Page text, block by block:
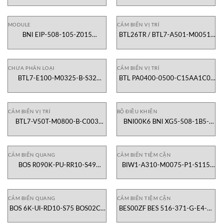
ứng M12 Balluff Vietnam
inductive sensor Balluff Vietnam
MODULE
BNI EIP-508-105-Z015
nghiệp Balluff Vietnam
CẢM BIẾN VỊ TRÍ
BTL26TR / BTL7-A501-M0051-
Vietnam
CHƯA PHÂN LOẠI
BTL7-E100-M0325-B-S32
Magnetostrictive Balluff Vietnam
CẢM BIẾN VỊ TRÍ
BTL PA0400-0500-C15AA1C0-
tính Balluff Vietnam
CẢM BIẾN VỊ TRÍ
BTL7-V50T-M0800-B-C003
Vietnam
BỘ ĐIỀU KHIỂN
BNI00K6 BNI XG5-508-1B5-
Balluff Vietnam
CẢM BIẾN QUANG
BOS R090K-PU-RR10-S49
Balluff Vietnam
CẢM BIẾN TIỆM CẬN
BIW1-A310-M0075-P1-S115
Balluff Vietnam
CẢM BIẾN QUANG
BOS 6K-UI-RD10-S75 BOS02CU
CẢM BIẾN TIỆM CẬN
BES00ZF BES 516-371-G-E4-C-